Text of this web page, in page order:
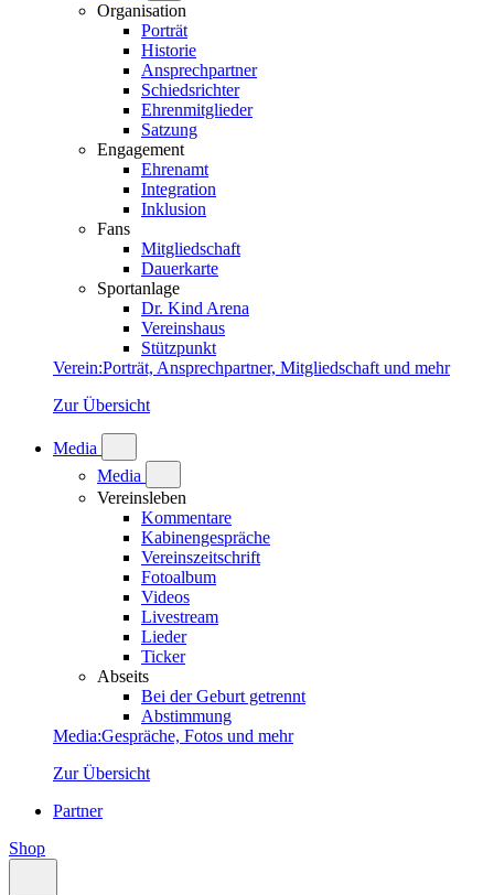
Organisation
Porträt
Historie
Ansprechpartner
Schiedsrichter
Ehrenmitglieder
Satzung
Engagement
Ehrenamt
Integration
Inklusion
Fans
Mitgliedschaft
Dauerkarte
Sportanlage
Dr. Kind Arena
Vereinshaus
Stützpunkt
Verein:Porträt, Ansprechpartner, Mitgliedschaft und mehr
Zur Übersicht
Media
Media
Vereinsleben
Kommentare
Kabinengespräche
Vereinszeitschrift
Fotoalbum
Videos
Livestream
Lieder
Ticker
Abseits
Bei der Geburt getrennt
Abstimmung
Media:Gespräche, Fotos und mehr
Zur Übersicht
Partner
Shop